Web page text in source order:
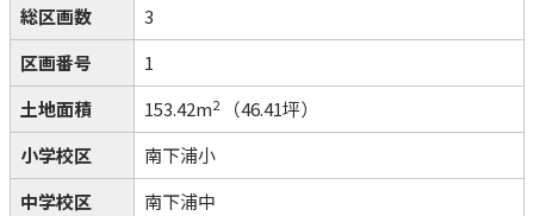
総区画数
3
区画番号
1
土地面積
153.42m2
（46.41坪）
小学校区
南下浦小
中学校区
南下浦中